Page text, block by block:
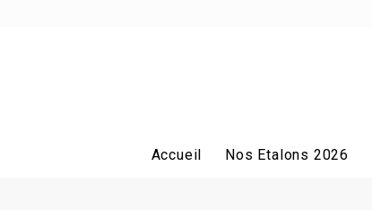
Accueil Nos Etalons 2026